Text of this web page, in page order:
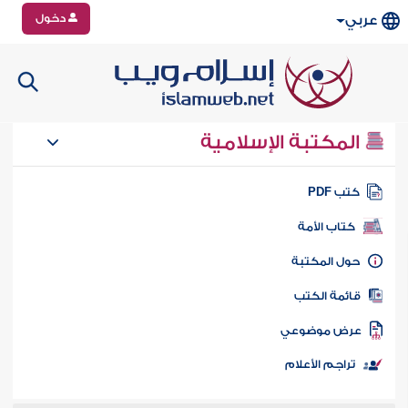
عربي دخول
المكتبة الإسلامية
كتب PDF
كتاب الأمة
المكتبة
الكتب
موضوعي